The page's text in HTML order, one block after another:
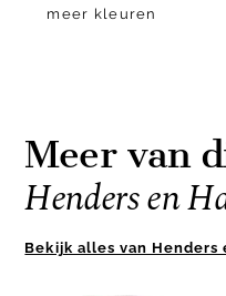
meer kleuren
Meer van
Henders en
Bekijk alles van Henders